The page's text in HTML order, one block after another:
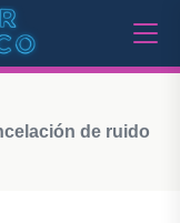
de ruido